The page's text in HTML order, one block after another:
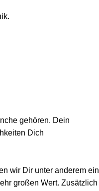
gehören. Dein
Dich
wir Dir unter anderem ein
großen Wert. Zusätzlich